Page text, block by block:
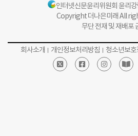
인터넷신문윤리위원회 윤리
Copyright 더나은미래 All
무단 전재 및 재배포
회사소개 개인정보처리방침 청소년보호